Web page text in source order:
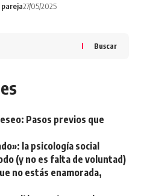
27/05/2025
Buscar
Pasos previos que
la psicología social
(y no es falta de voluntad)
no estás enamorada,